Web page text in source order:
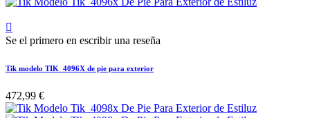

Se el primero en escribir una reseña
Tik modelo TIK_4096X de pie para exterior
472,99 €